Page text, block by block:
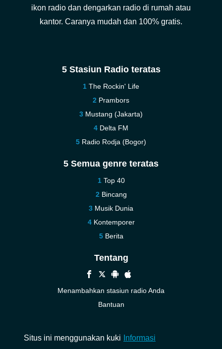
ikon radio dan dengarkan radio di rumah atau
kantor. Caranya mudah dan 100% gratis.
5 Stasiun Radio teratas
The Rockin' Life
Prambors
Mustang (Jakarta)
Delta FM
Radio Rodja (Bogor)
5 Semua genre teratas
Top 40
Bincang
Musik Dunia
Kontemporer
Berita
Tentang
Menambahkan stasiun radio Anda
Bantuan
Situs ini menggunakan kuki Informasi